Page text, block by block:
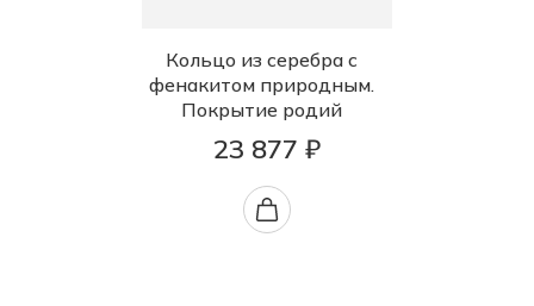
Кольцо из серебра с
фенакитом природным.
Покрытие родий
23 877 ₽